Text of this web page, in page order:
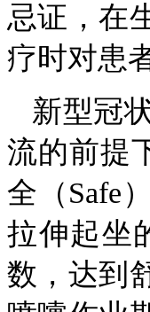
忌证，在
疗时对患
新型冠
流的前提
全（Safe
拉伸起坐
数，达到